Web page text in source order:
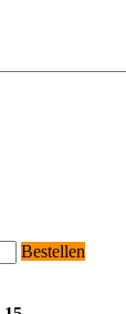
Bestellen